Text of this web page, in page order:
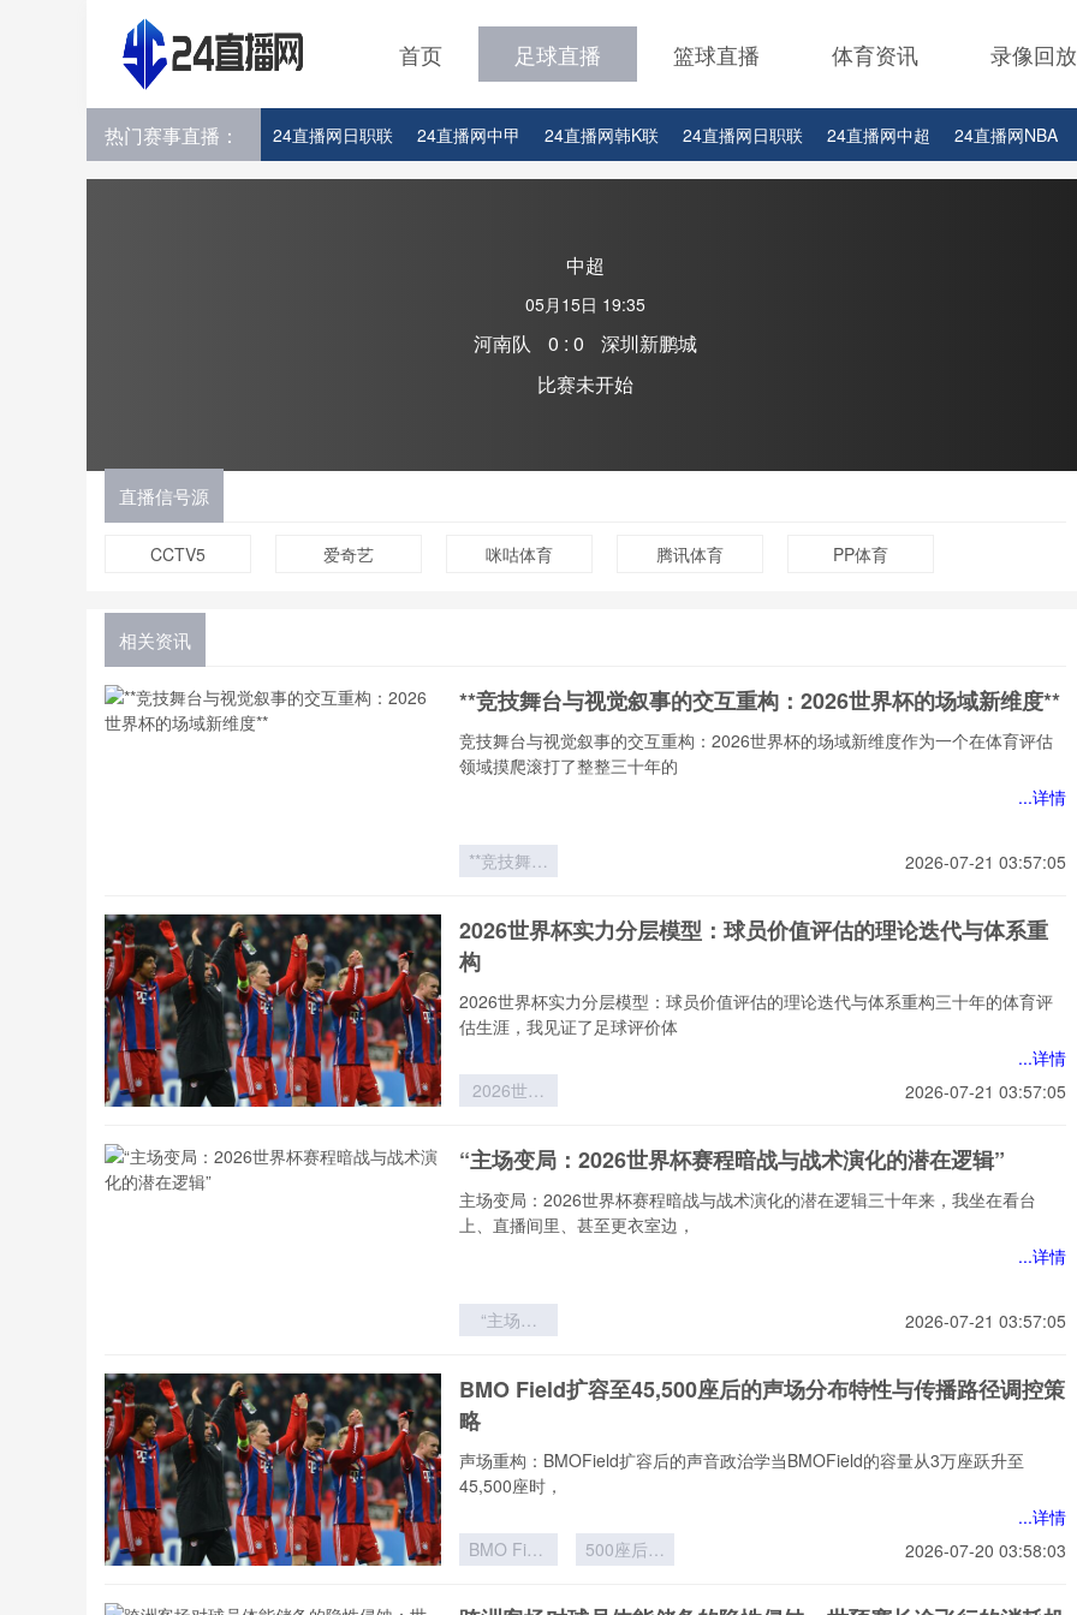
首页 足球直播 篮球直播 体育资讯 录像回放
热门赛事直播： 24直播网日职联 24直播网中甲 24直播网韩K联 24直播网日职联 24直播网中超 24直播网NBA
中超
05月15日 19:35
河南队 0 : 0
深圳新鹏城
比赛未开始
直播信号源
CCTV5 爱奇艺 咪咕体育 腾讯体育 PP体育
相关资讯
**竞技舞台与视觉叙事的交互重构：2026世界杯的场域新维度**
竞技舞台与视觉叙事的交互重构：2026世界杯的场域新维度作为一个在体育评估
领域摸爬滚打了整整三十年的
...详情
**竞技舞台
构：2026
世界杯的场
2026-07-21 03:57:05
2026世界杯实力分层模型：球员价值评估的理论迭代与体系重
构
2026世界杯实力分层模型：球员价值评估的理论迭代与体系重构三十年的体育评
估生涯，我见证了足球评价体
...详情
2026世界
价值评估的
理论迭代与
体系重构
2026-07-21 03:57:05
“主场变局：2026世界杯赛程暗战与战术演化的潜在逻辑”
主场变局：2026世界杯赛程暗战与战术演化的潜在逻辑三十年来，我坐在看台
上、直播间里、甚至更衣室边，
...详情
“主场变
暗战与战术
演化的潜在
2026-07-21 03:57:05
BMO Field扩容至45,500座后的声场分布特性与传播路径调控策
略
声场重构：BMOField扩容后的声音政治学当BMOField的容量从3万座跃升至
45,500座时，
...详情
BMO Field
扩容至45
500座后的
2026-07-20 03:58:03